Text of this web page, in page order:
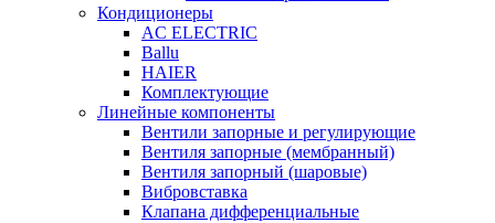
Кондиционеры
AC ELECTRIC
Ballu
HAIER
Комплектующие
Линейные компоненты
Вентили запорные и регулирующие
Вентиля запорные (мембранный)
Вентиля запорный (шаровые)
Вибровставка
Клапана дифференциальные